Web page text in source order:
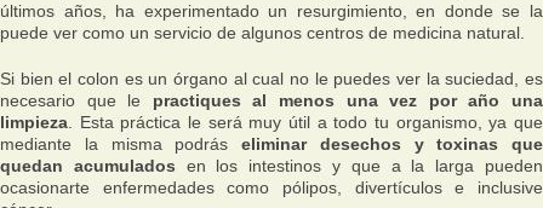
últimos años, ha experimentado un resurgimiento, en donde se la
puede ver como un servicio de algunos centros de medicina natural.
Si bien el colon es un órgano al cual no le puedes ver la suciedad, es
necesario que le practiques al menos una vez por año una
limpieza . Esta práctica le será muy útil a todo tu organismo, ya que
mediante la misma podrás eliminar desechos y toxinas que
quedan acumulados en los intestinos y que a la larga pueden
ocasionarte enfermedades como pólipos, divertículos e inclusive